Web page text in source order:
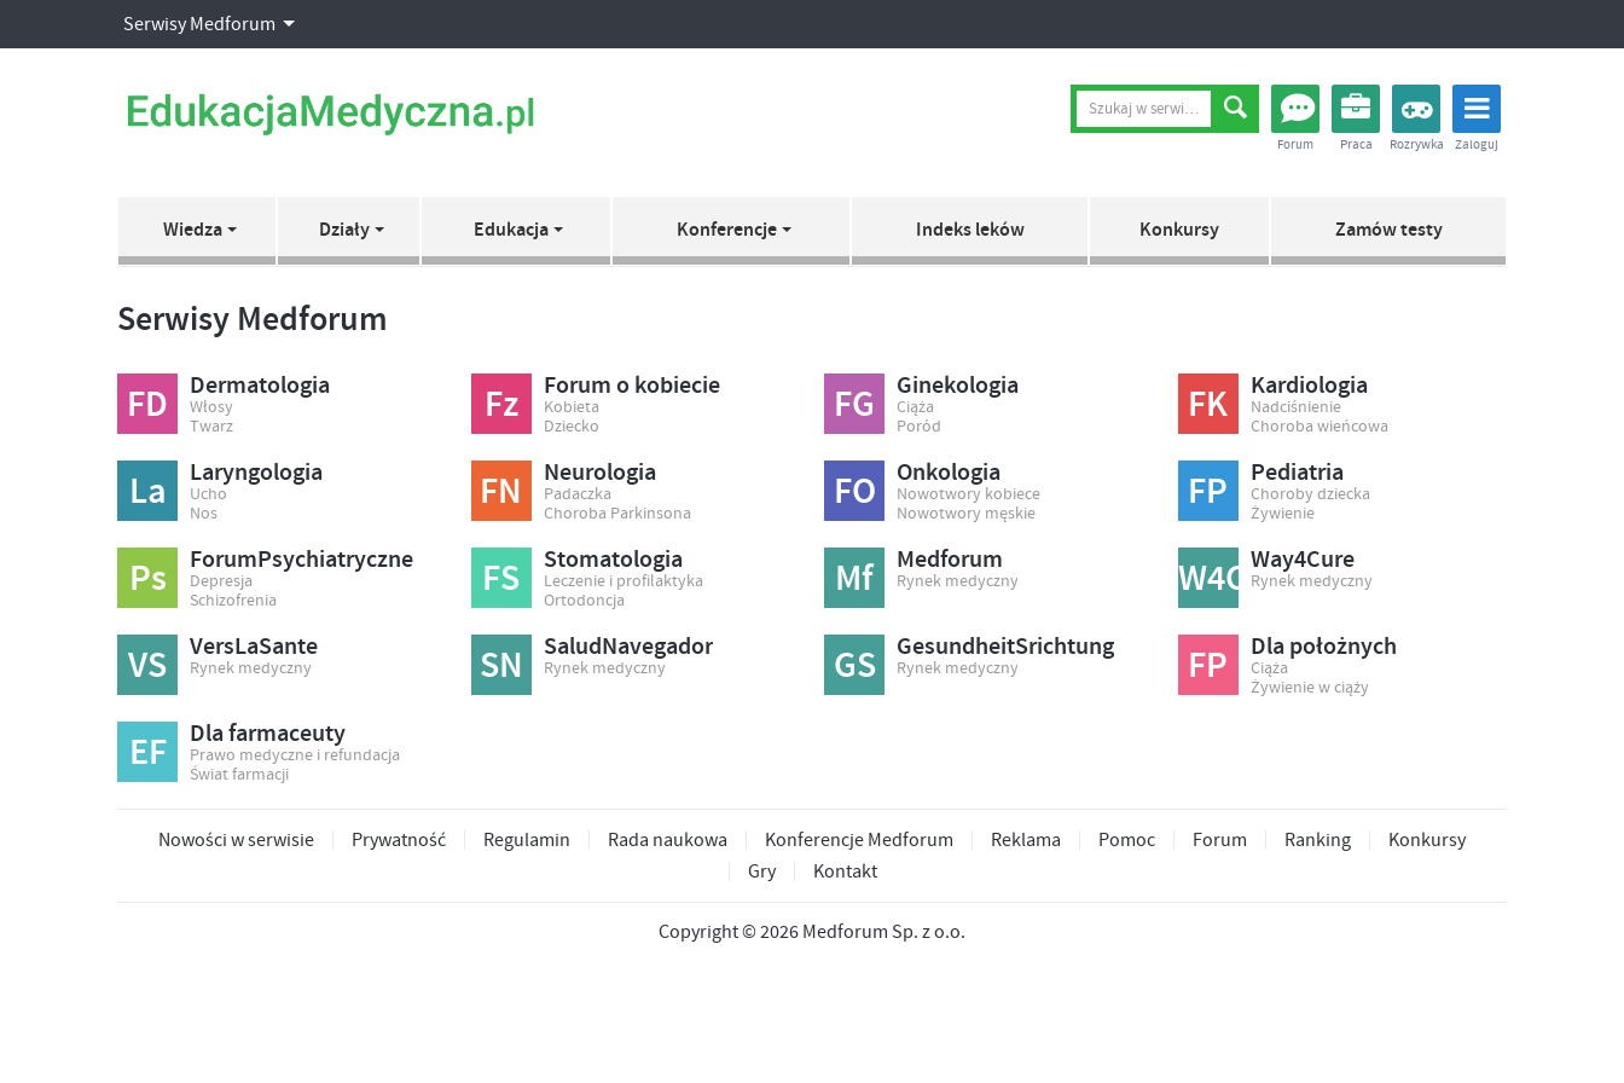
Serwisy Medforum
Wiedza Działy Edukacja Konferencje Indeks leków Konkursy Zamów testy
Forum Praca Rozrywka Zaloguj
Serwisy Medforum
FD Dermatologia
Włosy
Twarz
Fz Forum o kobiecie
Kobieta
Dziecko
FG Ginekologia
Ciąża
Poród
FK Kardiologia
Nadciśnienie
Choroba wieńcowa
La Laryngologia
Ucho
Nos
FN Neurologia
Padaczka
Choroba Parkinsona
FO Onkologia
Nowotwory kobiece
Nowotwory męskie
FP Pediatria
Choroby dziecka
Żywienie
Ps ForumPsychiatryczne
Depresja
Schizofrenia
FS Stomatologia
Leczenie i profilaktyka
Ortodoncja
Mf Medforum
Rynek medyczny W4C Way4Cure
Rynek medyczny
VS VersLaSante
Rynek medyczny SN SaludNavegador
Rynek medyczny GS GesundheitSrichtung
Rynek medyczny FP Dla położnych
Ciąża
Żywienie w ciąży
EF Dla farmaceuty
Prawo medyczne i refundacja
Świat farmacji
Nowości w serwisie Prywatność Regulamin Rada naukowa Konferencje Medforum Reklama Pomoc Forum Ranking
Konkursy
Gry
Kontakt
Copyright © 2026 Medforum Sp. z o.o.